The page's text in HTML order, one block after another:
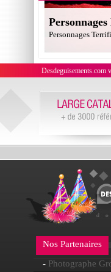
Personnages
Desdeguisements.com
Nos Partenaires
- Photographe